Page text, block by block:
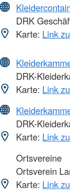
DRK
Karte: Link
DRK-
Karte: Link
DRK-
Karte: Link
Ortsvereine
Ortsverein
Karte: Link